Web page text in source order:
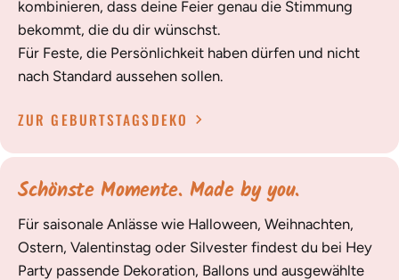
kombinieren, dass deine Feier genau die Stimmung
bekommt, die du dir wünschst.
Für Feste, die Persönlichkeit haben dürfen und nicht
nach Standard aussehen sollen.
ZUR GEBURTSTAGSDEKO
Schönste Momente. Made by you.
Für saisonale Anlässe wie Halloween, Weihnachten,
Ostern, Valentinstag oder Silvester findest du bei Hey
Party passende Dekoration, Ballons und ausgewählte